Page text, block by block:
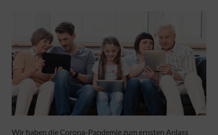
Wir haben die Corona-Pandemie zum ernsten Anlass